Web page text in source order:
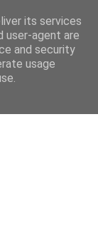
its services
user-agent are
and security
usage